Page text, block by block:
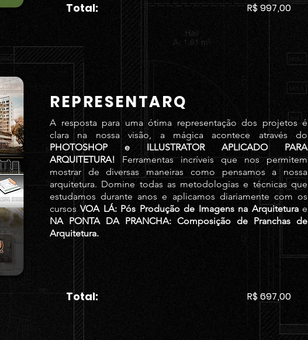
Total: R$ 997,00
REPRESENTARQ
A resposta para uma ótima representação dos projetos é
clara na nossa visão, a mágica acontece através do
PHOTOSHOP e ILLUSTRATOR APLICADO PARA
ARQUITETURA! Ferramentas incríveis que nos permitem
mostrar de diversas maneiras como pensamos a nossa
arquitetura. Domine todas as metodologias e técnicas que
estudamos durante anos e aplicamos diariamente com os
cursosVOA LÁ: Pós Produção de Imagens na Arquiteturae
NA PONTA DA PRANCHA: Composição de Pranchas de
Arquitetura.
Total: R$ 697,00